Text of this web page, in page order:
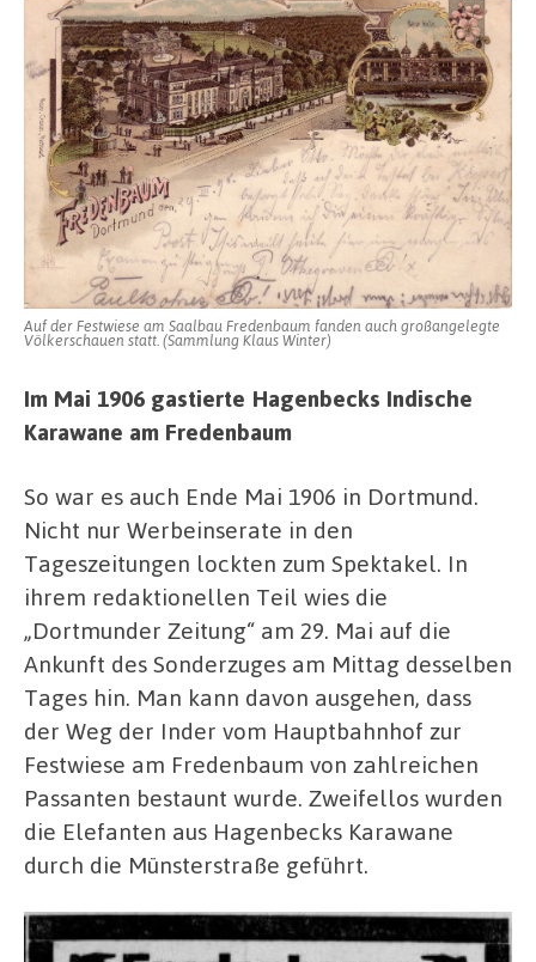
Auf der Festwiese am Saalbau Fredenbaum fanden auch großangelegte
Völkerschauen statt. (Sammlung Klaus Winter)
Im Mai 1906 gastierte Hagenbecks Indische
Karawane am Fredenbaum
So war es auch Ende Mai 1906 in Dortmund.
Nicht nur Werbeinserate in den
Tageszeitungen lockten zum Spektakel. In
ihrem redaktionellen Teil wies die
„Dortmunder Zeitung“ am 29. Mai auf die
Ankunft des Sonderzuges am Mittag desselben
Tages hin. Man kann davon ausgehen, dass
der Weg der Inder vom Hauptbahnhof zur
Festwiese am Fredenbaum von zahlreichen
Passanten bestaunt wurde. Zweifellos wurden
die Elefanten aus Hagenbecks Karawane
durch die Münsterstraße geführt.